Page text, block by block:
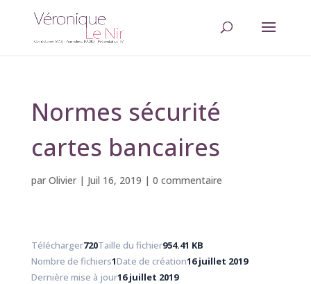
Normes sécurité
cartes bancaires
par Olivier| Juil 16, 2019 | 0 commentaire
Télécharger720Taille du fichier954.41 KB
Nombre de fichiers1Date de création16 juillet 2019
Dernière mise à jour16 juillet 2019